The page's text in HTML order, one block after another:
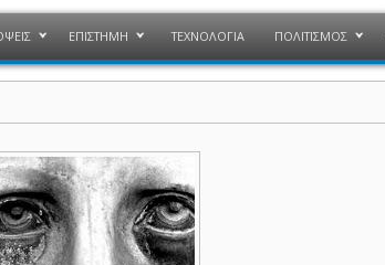
ΕΠΙΣΤΗΜΗ ΤΕΧΝΟΛΟΓΙΑ ΠΟΛΙΤΙΣΜΟΣ